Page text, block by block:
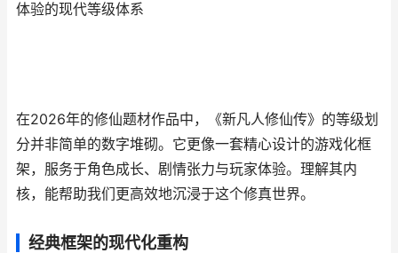
体验的现代等级体系
在2026年的修仙题材作品中，《新凡人修仙传》的等级划
分并非简单的数字堆砌。它更像一套精心设计的游戏化框
架，服务于角色成长、剧情张力与玩家体验。理解其内
核，能帮助我们更高效地沉浸于这个修真世界。
经典框架的现代化重构